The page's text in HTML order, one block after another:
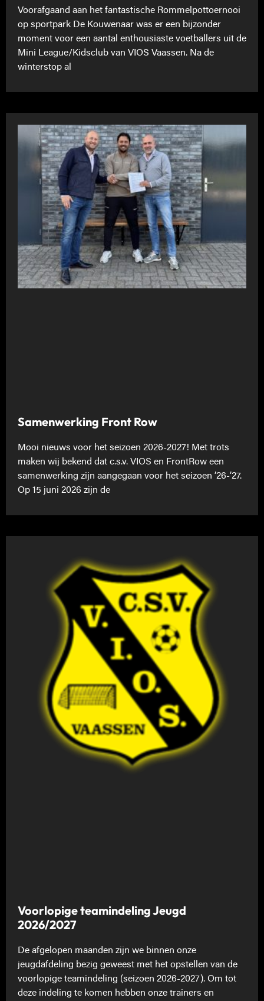
Voorafgaand aan het fantastische Rommelpottoernooi
op sportpark De Kouwenaar was er een bijzonder
moment voor een aantal enthousiaste voetballers uit de
Mini League/Kidsclub van VIOS Vaassen. Na de
winterstop al
Samenwerking Front Row
Mooi nieuws voor het seizoen 2026-2027! Met trots
maken wij bekend dat c.s.v. VIOS en FrontRow een
samenwerking zijn aangegaan voor het seizoen ’26-’27.
Op 15 juni 2026 zijn de
Voorlopige teamindeling Jeugd
2026/2027
De afgelopen maanden zijn we binnen onze
jeugdafdeling bezig geweest met het opstellen van de
voorlopige teamindeling (seizoen 2026-2027). Om tot
deze indeling te komen hebben onze trainers en